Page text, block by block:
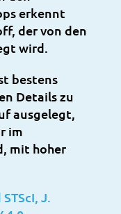
erkennt
der von den
wird.
bestens
Details zu
ausgelegt,
im
mit hoher
J.